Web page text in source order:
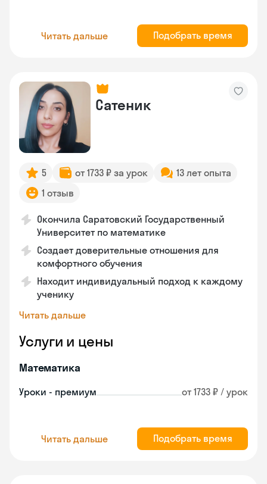
Читать дальше Подобрать время
Сатеник
5 от 1733 ₽ за урок
13 лет опыта
1 отзыв
Окончила Саратовский Государственный
Университет по математике
Создает доверительные отношения для
комфортного обучения
Находит индивидуальный подход к каждому
ученику
Читать дальше
Услуги и цены
Математика
Уроки - премиум от 1733 ₽ / урок
Читать дальше Подобрать время